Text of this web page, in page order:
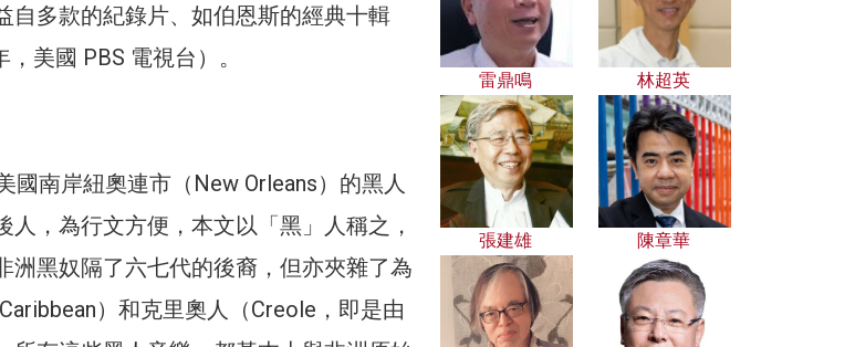
自多款的紀錄片、如伯恩斯的經典十輯
美國 PBS 電視台）。
國南岸紐奧連市（New Orleans）的黑人
，為行文方便，本文以「黑」人稱之，
洲黑奴隔了六七代的後裔，但亦夾雜了為
）和克里奧人（Creole，即是由
雷鼎鳴 林超英
張建雄 陳章華